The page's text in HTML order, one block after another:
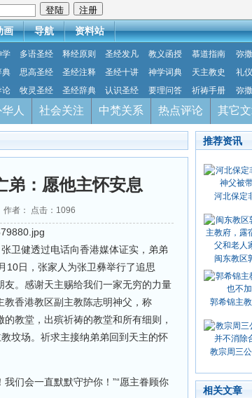
画 导航 资料站
学 多语圣经 释经原则 圣经发凡 教义函授 慕道指南 弥
典 思高圣经 圣经注释 圣经十讲 神学词典 天主教史 礼
论 牧灵圣经 圣经辞典 认识圣经 要理问答 祈祷手册 弥
人 社会关注 中梵关系 热点评论 其它
弟：愿他主怀安息
者： 点击： 1096
卫健透过电话向香港媒体证实，弟弟
10日，张家人为张卫彝举行了追思
友。感谢天主赐给我们一家无穷的力量
教香港教区副主教陈志明神父，称
教堂，出殡祈祷的教堂和所有细则，
坟场。祈求主接纳弟弟回到天主的怀
们会一直默默守护你！”“愿主眷顾你
推荐资讯
河北保定
闽东教区
郭希锦主
教宗周三
相关文章